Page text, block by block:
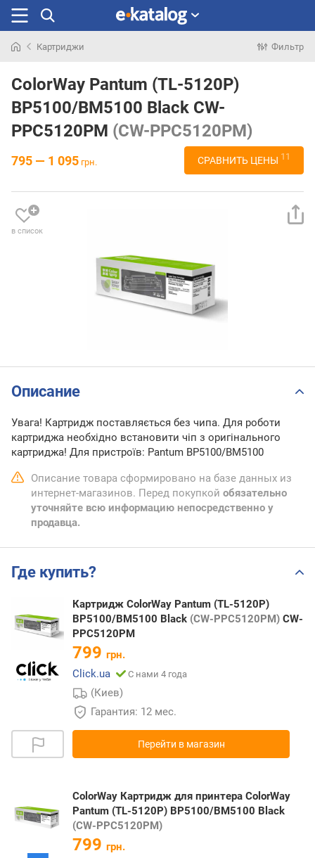
раньше
Картриджи Фильтр
ColorWay Pantum (TL-5120P)
BP5100/BM5100 Black CW-
PPC5120PM (CW-PPC5120PM)
795 — 1 095 грн. СРАВНИТЬ ЦЕНЫ 11
в список
Описание
Увага! Картридж поставляється без чипа. Для роботи
картриджа необхідно встановити чіп з оригінального
картриджа! Для пристроїв: Pantum BP5100/BM5100
Описание товара сформировано на базе данных из
интернет-магазинов. Перед покупкой обязательно
уточняйте всю информацию непосредственно у
продавца.
Где купить?
Картридж ColorWay Pantum (TL-5120P)
BP5100/BM5100 Black (CW-PPC5120PM) CW-
PPC5120PM
799 грн.
Click.ua
С нами 4 года
(Киев)
Гарантия: 12 мес.
Перейти в магазин
ColorWay Картридж для принтера ColorWay
Pantum (TL-5120P) BP5100/BM5100 Black
(CW-PPC5120PM)
799 грн.